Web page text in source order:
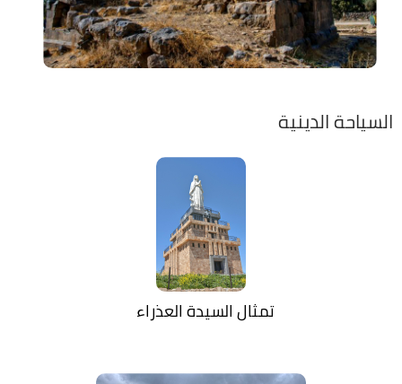
السياحة الدينية
تمثال السيدة العذراء